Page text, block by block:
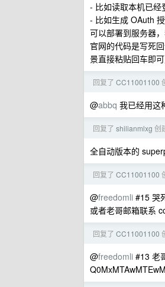
- 比如读取本机已
- 比如生成 OAuth
可以部署到服务器
官网的代码是写死
景直接粘贴回车即可
回复了 CC11001100
@abbq 我已经用这
回复了 shilianmlxg 创
全自动版本的
回复了 CC11001100
@freedomli #15 哭
或者老哥邮箱联系
回复了 CC11001100
@freedomli #13 老